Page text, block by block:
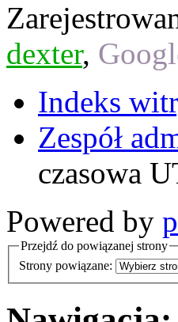
dexter,
Indeks
Zespół
czasowa
Powered by
Przejdź do powiązanej strony
Strony powiązane: